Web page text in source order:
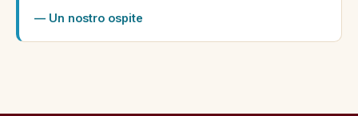
— Un nostro ospite